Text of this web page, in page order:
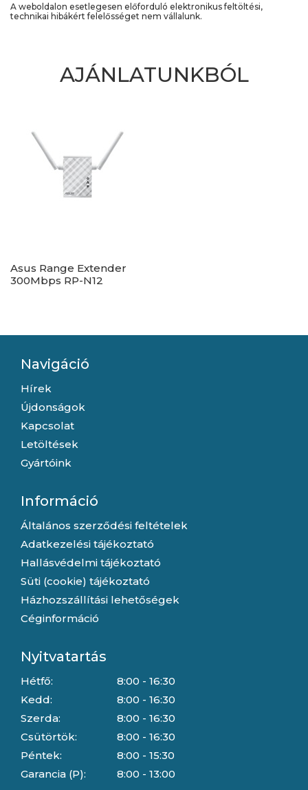
A weboldalon esetlegesen előforduló elektronikus feltöltési,
technikai hibákért felelősséget nem vállalunk.
AJÁNLATUNKBÓL
Asus Range Extender
300Mbps RP-N12
Navigáció
Hírek
Újdonságok
Kapcsolat
Letöltések
Gyártóink
Információ
Általános szerződési feltételek
Adatkezelési tájékoztató
Hallásvédelmi tájékoztató
Süti (cookie) tájékoztató
Házhozszállítási lehetőségek
Céginformáció
Nyitvatartás
Hétfő:
Kedd:
Szerda:
Csütörtök:
Péntek:
Garancia (P):
8:00 - 16:30
8:00 - 16:30
8:00 - 16:30
8:00 - 16:30
8:00 - 15:30
8:00 - 13:00